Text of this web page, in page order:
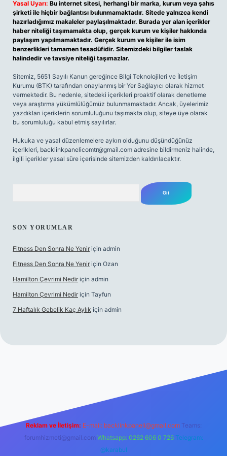
Yasal Uyarı: Bu internet sitesi, herhangi bir marka, kurum veya şahıs
şirketi ile hiçbir bağlantısı bulunmamaktadır. Sitede yalnızca kendi
hazırladığımız makaleler paylaşılmaktadır. Burada yer alan içerikler
haber niteliği taşımamakta olup, gerçek kurum ve kişiler hakkında
paylaşım yapılmamaktadır. Gerçek kurum ve kişiler ile isim
benzerlikleri tamamen tesadüfidir. Sitemizdeki bilgiler taslak
halindedir ve tavsiye niteliği taşımazlar.
Sitemiz, 5651 Sayılı Kanun gereğince Bilgi Teknolojileri ve İletişim
Kurumu (BTK) tarafından onaylanmış bir Yer Sağlayıcı olarak hizmet
vermektedir. Bu nedenle, sitedeki içerikleri proaktif olarak denetleme
veya araştırma yükümlülüğümüz bulunmamaktadır. Ancak, üyelerimiz
yazdıkları içeriklerin sorumluluğunu taşımakta olup, siteye üye olarak
bu sorumluluğu kabul etmiş sayılırlar.
Hukuka ve yasal düzenlemelere aykırı olduğunu düşündüğünüz
içerikleri, backlinkpanelicomtr@gmail.com adresine bildirmeniz halinde,
ilgili içerikler yasal süre içerisinde sitemizden kaldırılacaktır.
SON YORUMLAR
Fitness Den Sonra Ne Yenir için admin
Fitness Den Sonra Ne Yenir için Ozan
Hamilton Çevrimi Nedir için admin
Hamilton Çevrimi Nedir için Tayfun
7 Haftalık Gebelik Kaç Aylık için admin
Reklam ve İletişim: E-mail: backlinkpaneli@gmail.com Teams:
forumhizmeti@gmail.com Whatsapp: 0262 606 0 726 Telegram:
@karabul